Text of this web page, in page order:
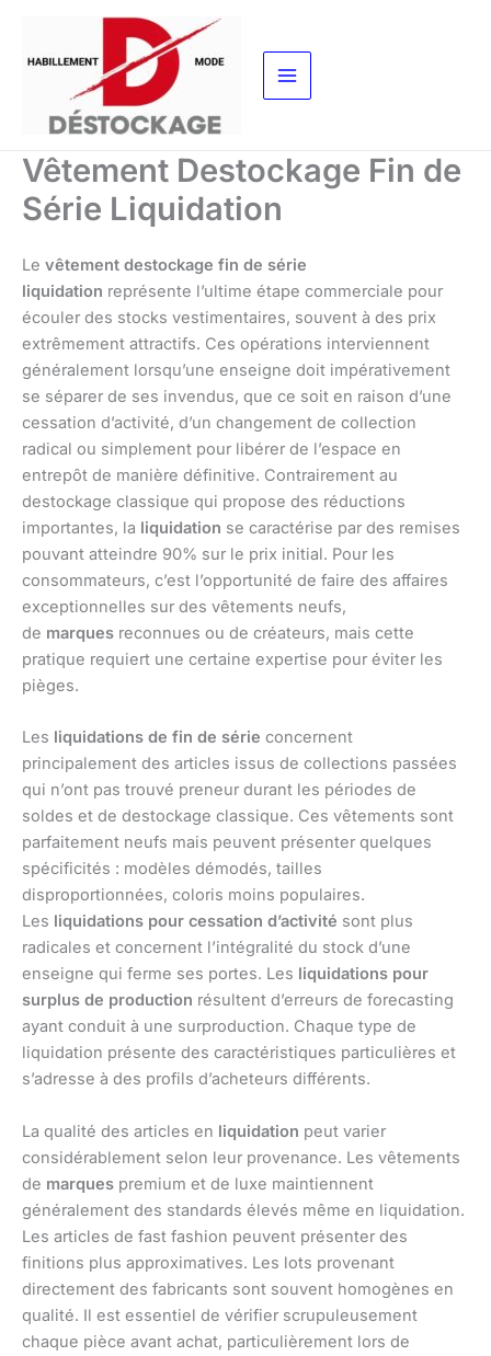
contenu
Vêtement Destockage Fin de
Série Liquidation
Le vêtement destockage fin de série
liquidation représente l’ultime étape commerciale pour
écouler des stocks vestimentaires, souvent à des prix
extrêmement attractifs. Ces opérations interviennent
généralement lorsqu’une enseigne doit impérativement
se séparer de ses invendus, que ce soit en raison d’une
cessation d’activité, d’un changement de collection
radical ou simplement pour libérer de l’espace en
entrepôt de manière définitive. Contrairement au
destockage classique qui propose des réductions
importantes, la liquidation se caractérise par des remises
pouvant atteindre 90% sur le prix initial. Pour les
consommateurs, c’est l’opportunité de faire des affaires
exceptionnelles sur des vêtements neufs,
de marques reconnues ou de créateurs, mais cette
pratique requiert une certaine expertise pour éviter les
pièges.
Les liquidations de fin de série concernent
principalement des articles issus de collections passées
qui n’ont pas trouvé preneur durant les périodes de
soldes et de destockage classique. Ces vêtements sont
parfaitement neufs mais peuvent présenter quelques
spécificités : modèles démodés, tailles
disproportionnées, coloris moins populaires.
Les liquidations pour cessation d’activité sont plus
radicales et concernent l’intégralité du stock d’une
enseigne qui ferme ses portes. Les liquidations pour
surplus de production résultent d’erreurs de forecasting
ayant conduit à une surproduction. Chaque type de
liquidation présente des caractéristiques particulières et
s’adresse à des profils d’acheteurs différents.
La qualité des articles en liquidation peut varier
considérablement selon leur provenance. Les vêtements
de marques premium et de luxe maintiennent
généralement des standards élevés même en liquidation.
Les articles de fast fashion peuvent présenter des
finitions plus approximatives. Les lots provenant
directement des fabricants sont souvent homogènes en
qualité. Il est essentiel de vérifier scrupuleusement
chaque pièce avant achat, particulièrement lors de